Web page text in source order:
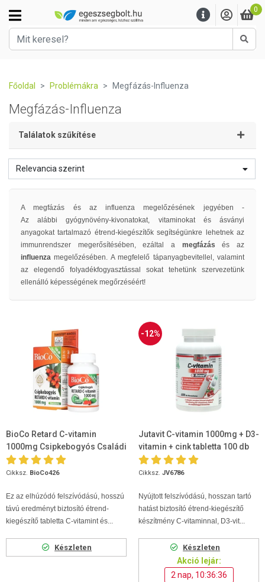
0
Főoldal Problémákra Megfázás-Influenza
Megfázás-Influenza
Találatok szűkítése
Relevancia szerint
A megfázás és az influenza megelőzésének jegyében -
Az alábbigyógynövény-kivonatokat, vitaminokat és ásványi
anyagokat tartalmazó étrend-kiegészítők segítségünkre lehetnek az
immunrendszer megerősítésében, ezáltal a megfázásés az
influenzamegelőzésében. A megfelelő tápanyagbevitellel, valamint
az elegendő folyadékfogyasztással sokat tehetünk szervezetünk
ellenálló képességének megőrzéséért!
BioCo Retard C-vitamin
1000mg Csipkebogyós Családi
csomag 100db
Cikksz. BioCo426
Ez az elhúzódó felszívódású, hosszú
távú eredményt biztosító étrend-
kiegészítő tabletta C-vitamint és...
Készleten
-12%
Jutavit C-vitamin 1000mg + D3-
vitamin + cink tabletta 100 db
Cikksz. JV6786
Nyújtott felszívódású, hosszan tartó
hatást biztosító étrend-kiegészítő
készítmény C-vitaminnal, D3-vit...
Készleten
Akció lejár:
2 nap, 10:36:36